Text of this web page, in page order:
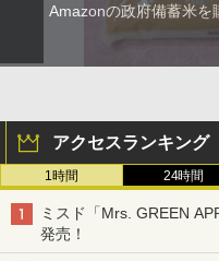
Amazonの政府備蓄米を
アクセスランキング
1時間 24時間
ミスド「Mrs. GREEN
発売！